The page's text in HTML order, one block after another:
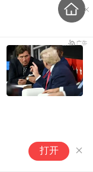
打开